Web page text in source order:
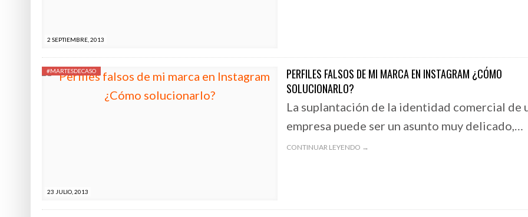
2 SEPTIEMBRE, 2013
23 JULIO, 2013
#MARTESDECASO
PERFILES FALSOS DE MI MARCA EN INSTAGRAM ¿CÓMO
SOLUCIONARLO?
La suplantación de la identidad comercial de
empresa puede ser un asunto muy delicado,…
CONTINUAR LEYENDO →